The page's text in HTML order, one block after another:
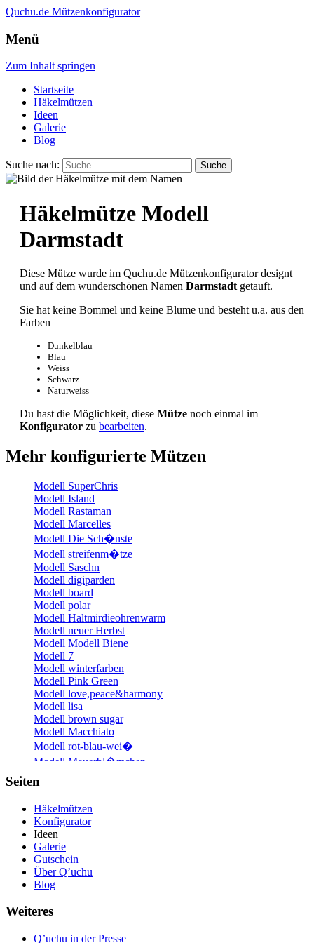
Quchu.de Mützenkonfigurator
Menü
Zum Inhalt springen
Startseite
Häkelmützen
Ideen
Galerie
Blog
Suche nach:
Häkelmütze Modell
Darmstadt
Diese Mütze wurde im Quchu.de Mützenkonfigurator designt
und auf dem wunderschönen Namen Darmstadt getauft.
Sie hat keine Bommel und keine Blume und besteht u.a. aus den
Farben
Dunkelblau
Blau
Weiss
Schwarz
Naturweiss
Du hast die Möglichkeit, diese Mütze noch einmal im
Konfigurator zu bearbeiten.
Mehr konfigurierte Mützen
Modell SuperChris
Modell Island
Modell Rastaman
Modell Marcelles
Modell Die Sch�nste
Modell streifenm�tze
Modell Saschn
Modell digiparden
Modell board
Modell polar
Modell Haltmirdieohrenwarm
Modell neuer Herbst
Modell Modell Biene
Modell 7
Modell winterfarben
Modell Pink Green
Modell love,peace&harmony
Modell lisa
Modell brown sugar
Modell Macchiato
Modell rot-blau-wei�
Modell Mauerbl�mchen
Modell Rot-Wei�-Rot �sterreich
Modell digiparden :-)
Modell Kater
Modell Thermostat
Modell Pure Green
Modell einmalig anders
Modell stoepsel
Modell Regenbogen
Modell Herbstzeit
Modell Red Phantom
Seiten
Häkelmützen
Konfigurator
Ideen
Galerie
Gutschein
Über Q’uchu
Blog
Weiteres
Q’uchu in der Presse